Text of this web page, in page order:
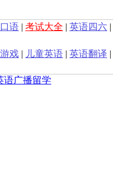
语 | 考试大全 | 英语四六 |
戏 | 儿童英语 | 英语翻译 |
语广播留学